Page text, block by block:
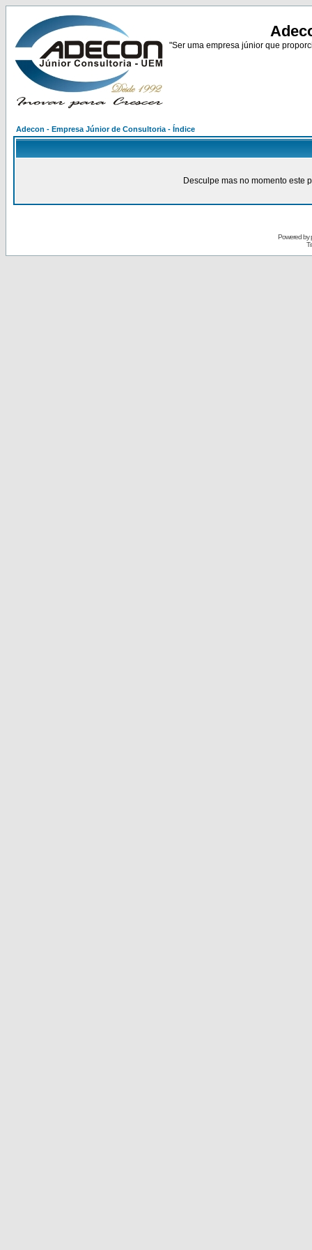
"Ser uma empresa júnior que
Adecon - Empresa Júnior de Consultoria - Índice
Desculpe mas no momento este
Powered by